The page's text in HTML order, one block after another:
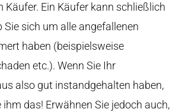
Käufer. Ein Käufer kann schließlich
Sie sich um alle angefallenen
haben (beispielsweise
etc.). Wenn Sie Ihr
also gut instandgehalten haben,
ihm das! Erwähnen Sie jedoch auch,